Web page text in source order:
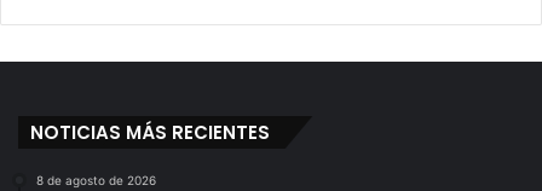
NOTICIAS MÁS RECIENTES
8 de agosto de 2026